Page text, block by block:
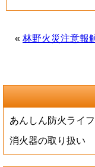
« 林野火災注意報
あんしん防火ライフ
消火器の取り扱い